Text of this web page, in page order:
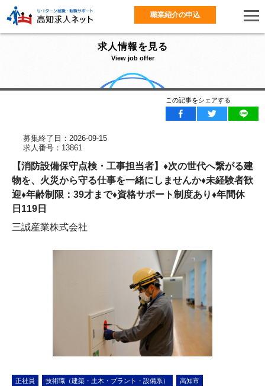
職業紹介の申込
求人情報を見る
View job offer
この記事をシェアする
募集終了日：2026-09-15
求人番号：13861
【消防設備保守点検・工事担当者】♦次の世代へ繋がる建
物を、火災から守る仕事を一緒にしませんか♦未経験者歓
迎♦年齢制限：39才まで♦資格サポート制度あり♦年間休
日119日
三誠産業株式会社
正社員 技術職（建築・土木・プラント・設備系） 高知市